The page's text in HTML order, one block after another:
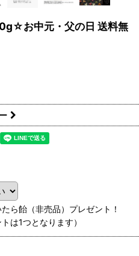
お中元・父の日 送料無
ら飴（非売品）プレゼント！
は1つとなります）